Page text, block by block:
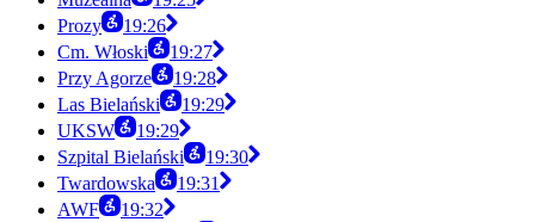
Prozy
19:26
Cm. Włoski
19:27
Przy Agorze
19:28
Las Bielański
19:29
UKSW
19:29
Szpital Bielański
19:30
Twardowska
19:31
AWF
19:32